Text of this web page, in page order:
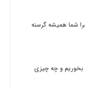
شما همیشه گرسنه
و چه چیزی